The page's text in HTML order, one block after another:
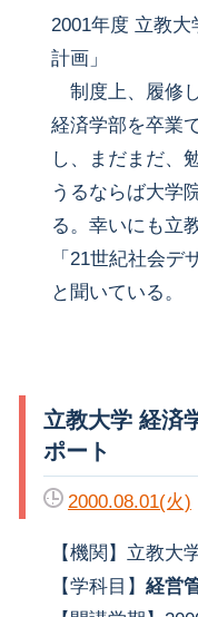
2001年度 立教
計画」
制度上、履修
経済学部を卒業
し、まだまだ、
うるならば大学
る。幸いにも立
「21世紀社会デ
と聞いている。
立教大学 経済学部「経営管理論」夏季リ
ポート
2000.08.01(火)
【機関】立教大
【学科目】 経営